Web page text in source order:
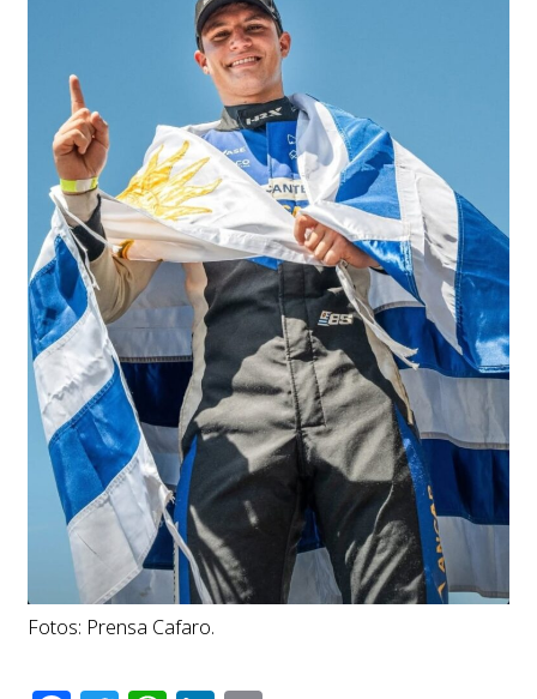
Fotos: Prensa Cafaro.